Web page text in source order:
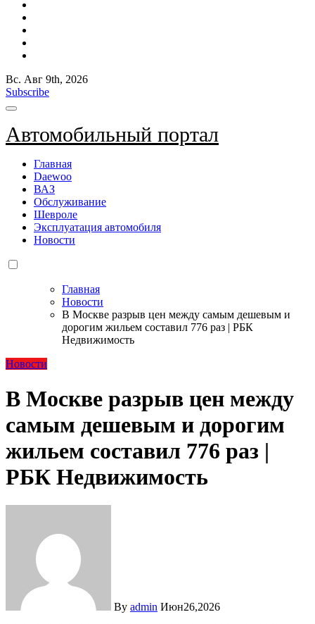
Вс. Авг 9th, 2026
Subscribe
Автомобильный портал
Главная
Daewoo
ВАЗ
Обслуживание
Шевроле
Эксплуатация автомобиля
Новости
Главная
Новости
В Москве разрыв цен между самым дешевым и
дорогим жильем составил 776 раз | РБК
Недвижимость
Новости
В Москве разрыв цен между
самым дешевым и дорогим
жильем составил 776 раз |
РБК Недвижимость
By admin Июн26,2026